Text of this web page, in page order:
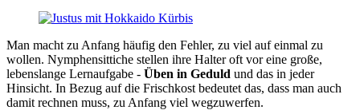
Man macht zu Anfang häufig den Fehler, zu viel auf einmal zu
wollen. Nymphensittiche stellen ihre Halter oft vor eine große,
lebenslange Lernaufgabe - Üben in Geduld und das in jeder
Hinsicht. In Bezug auf die Frischkost bedeutet das, dass man auch
damit rechnen muss, zu Anfang viel wegzuwerfen.